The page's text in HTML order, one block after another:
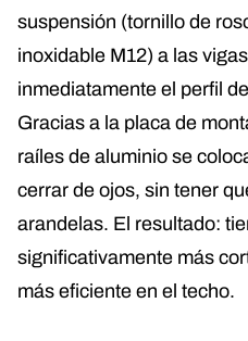
suspensión (tornillo de
inoxidable M12) a las
inmediatamente el perfil
Gracias a la placa de
raíles de aluminio se
cerrar de ojos, sin tener
arandelas. El resultado:
significativamente más
más eficiente en el techo.